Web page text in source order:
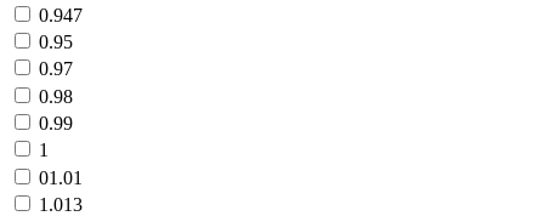
0.947
0.95
0.97
0.98
0.99
1
01.01
1.013